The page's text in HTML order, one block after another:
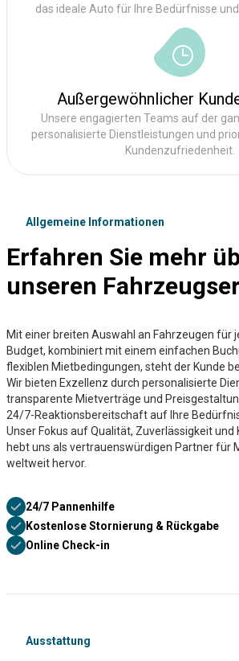
das ideale Auto für Ihre Bedürfnisse
Außergewöhnlicher
Unsere engagierten Teams auf der
personalisierte Dienstleistungen und
Kundenzufriedenheit.
Allgemeine Informationen
Erfahren Sie mehr
unseren
Mit einer breiten Auswahl an Fahrzeugen für
Budget, kombiniert mit einem einfachen
flexiblen Mietbedingungen, steht der Kunde
Wir bieten Exzellenz durch personalisierte
transparente Mietverträge und
24/7-Reaktionsbereitschaft auf Ihre
Unser Fokus auf Qualität, Zuverlässigkeit
hebt uns als vertrauenswürdigen Partner für
weltweit hervor.
24/7 Pannenhilfe
Kostenlose Stornierung & Rückgabe
Online Check-in
Ausstattung